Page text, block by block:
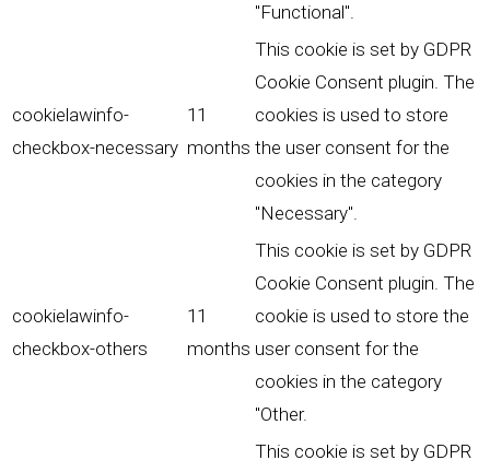
"Functional".
cookielawinfo-
checkbox-necessary
11
months
This cookie is set by GDPR
Cookie Consent plugin. The
cookies is used to store
the user consent for the
cookies in the category
"Necessary".
cookielawinfo-
checkbox-others
11
months
This cookie is set by GDPR
Cookie Consent plugin. The
cookie is used to store the
user consent for the
cookies in the category
"Other.
This cookie is set by GDPR